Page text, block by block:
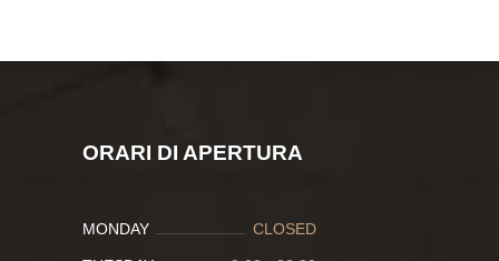
ORARI DI APERTURA
MONDAY CLOSED